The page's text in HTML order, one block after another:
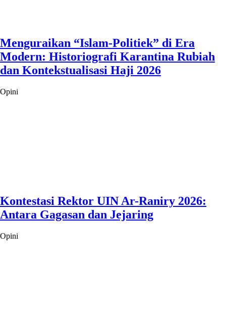
Menguraikan “Islam-Politiek” di Era
Modern: Historiografi Karantina Rubiah
dan Kontekstualisasi Haji 2026
Opini
Kontestasi Rektor UIN Ar-Raniry 2026:
Antara Gagasan dan Jejaring
Opini